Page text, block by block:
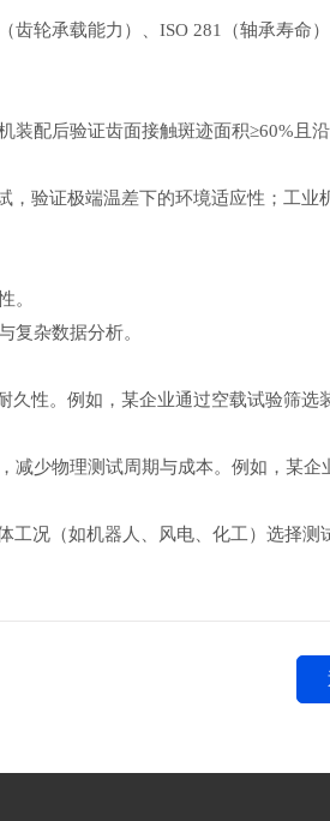
齿轮承载能力）、ISO 281（轴承寿命
装配后验证齿面接触斑迹面积≥60%且
验证极端温差下的环境适应性；工业
。
复杂数据分析。
久性。例如，某企业通过空载试验筛选
减少物理测试周期与成本。例如，某企
工况（如机器人、风电、化工）选择测